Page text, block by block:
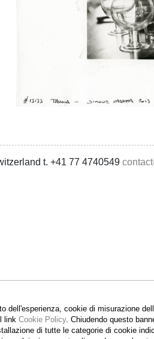
t. +41 77 4740549
cookie di misurazione
link Cookie Policy. Chiudendo questo
di tutte le categorie di cookie